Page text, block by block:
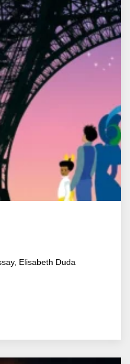
Elisabeth Duda